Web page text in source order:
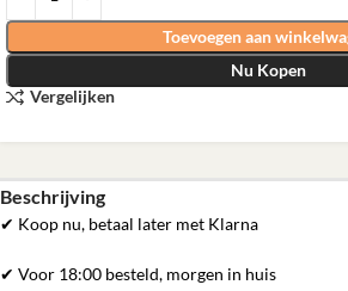
Toevoegen aan
Nu Kopen
Vergelijken
Beschrijving
✔ Koop nu, betaal later met Klarna
✔ Voor 18:00 besteld, morgen in huis